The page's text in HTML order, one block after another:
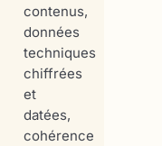
contenus,
données
techniques
chiffrées
et
datées,
cohérence